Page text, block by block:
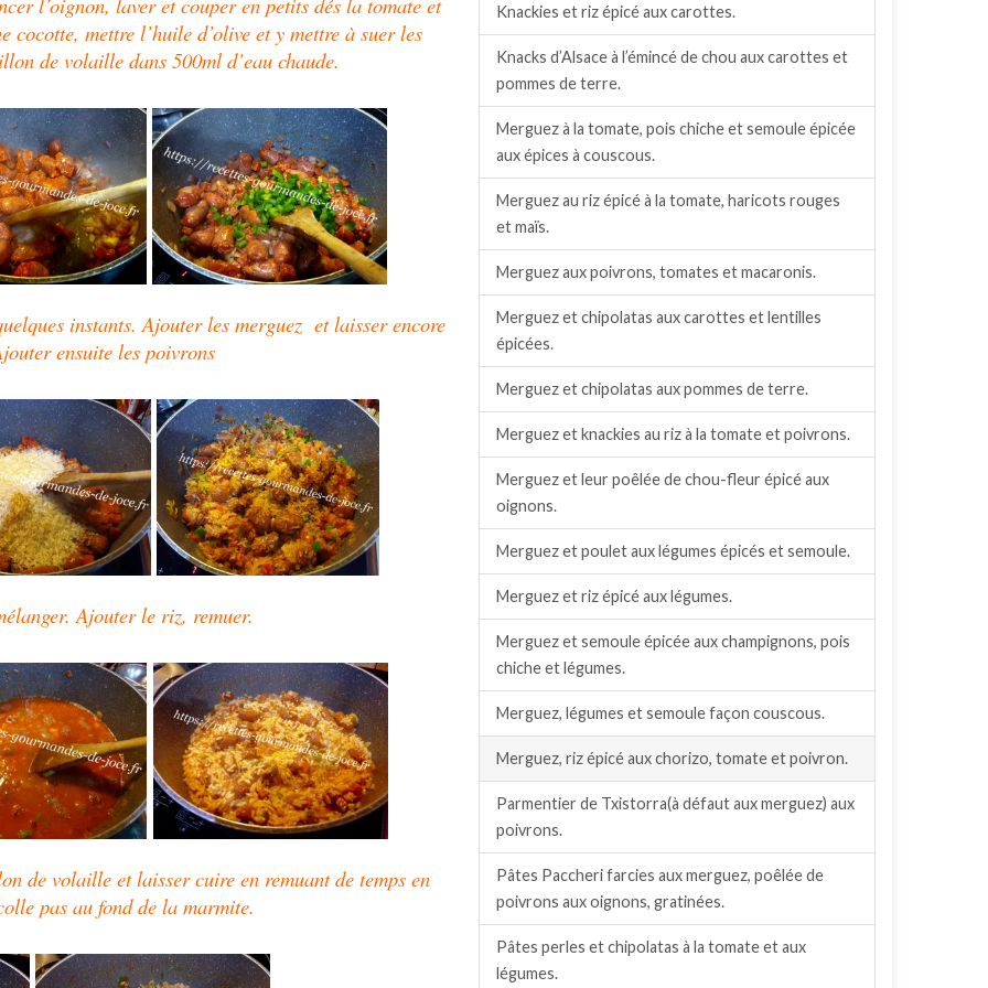
mettre l’huile d’olive et y mettre à suer les
de volaille dans 500ml d’eau chaude.
instants. Ajouter les merguez et laisser encore
ensuite les poivrons
Ajouter le riz, remuer.
de volaille et laisser cuire en remuant de temps en
pas au fond de la marmite.
Knackies et riz épicé aux carottes.
Knacks d’Alsace à l’émincé de chou aux carottes et
pommes de terre.
Merguez à la tomate, pois chiche et semoule épicée
aux épices à couscous.
Merguez au riz épicé à la tomate, haricots rouges
et maïs.
Merguez aux poivrons, tomates et macaronis.
Merguez et chipolatas aux carottes et lentilles
épicées.
Merguez et chipolatas aux pommes de terre.
Merguez et knackies au riz à la tomate et poivrons.
Merguez et leur poêlée de chou-fleur épicé aux
oignons.
Merguez et poulet aux légumes épicés et semoule.
Merguez et riz épicé aux légumes.
Merguez et semoule épicée aux champignons, pois
chiche et légumes.
Merguez, légumes et semoule façon couscous.
Merguez, riz épicé aux chorizo, tomate et poivron.
Parmentier de Txistorra(à défaut aux merguez) aux
poivrons.
Pâtes Paccheri farcies aux merguez, poêlée de
poivrons aux oignons, gratinées.
Pâtes perles et chipolatas à la tomate et aux
légumes.